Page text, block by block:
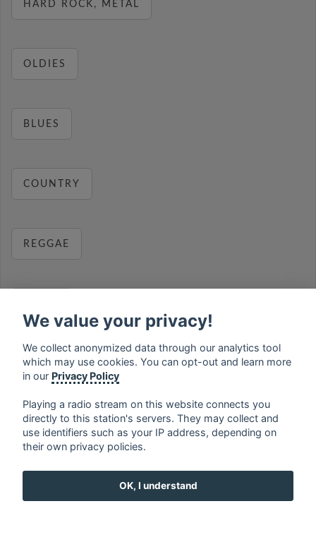
HARD ROCK, METAL
OLDIES
BLUES
COUNTRY
REGGAE
MUSIC
français ⋅ english ⋅ deutsch
ελληνικά
⋅ norsk ⋅ suomi
We value your privacy!
We collect anonymized data through our analytics tool
which may use cookies. You can opt-out and learn more
in our Privacy Policy
Playing a radio stream on this website connects you
directly to this station's servers. They may collect and
use identifiers such as your IP address, depending on
their own privacy policies.
OK, I understand